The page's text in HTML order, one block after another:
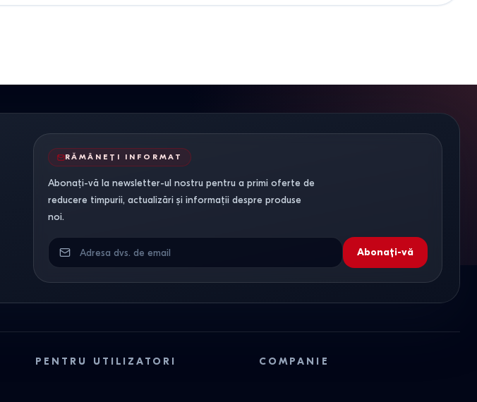
RĂMÂNEȚI INFORMAT
Abonați-vă la newsletter-ul nostru pentru a primi oferte de
reducere timpurii, actualizări și informații despre produse
noi.
Abonați-vă
PENTRU UTILIZATORI COMPANIE